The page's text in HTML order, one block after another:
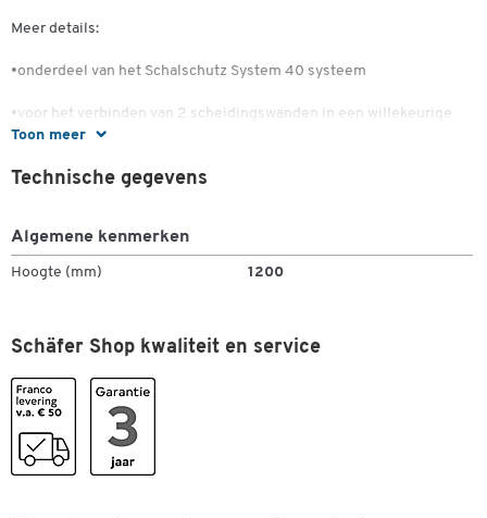
Toon meer
Meer details:
•onderdeel van het Schalschutz System 40 systeem
•voor het verbinden van 2 scheidingswanden in een willekeurige
hoek
•hierdoor kunnen de scheidingswanden in een vrije hoek opzichte
•Voor scheidingswanden met een hoogte van: 1200 mm, 1400 mm,
1600 mm en 1800 mm
Technische gegevens
Algemene kenmerken
Hoogte (mm) 1200
Schäfer Shop kwaliteit en service
Dubbelklik om in te zoomen